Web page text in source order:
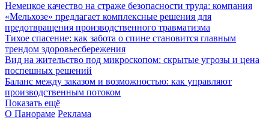
Немецкое качество на страже безопасности труда: компания
«Мельхозе» предлагает комплексные решения для
предотвращения производственного травматизма
Тихое спасение: как забота о спине становится главным
трендом здоровьесбережения
Вид на жительство под микроскопом: скрытые угрозы и цена
поспешных решений
Баланс между заказом и возможностью: как управляют
производственным потоком
Показать ещё
О Панораме Реклама